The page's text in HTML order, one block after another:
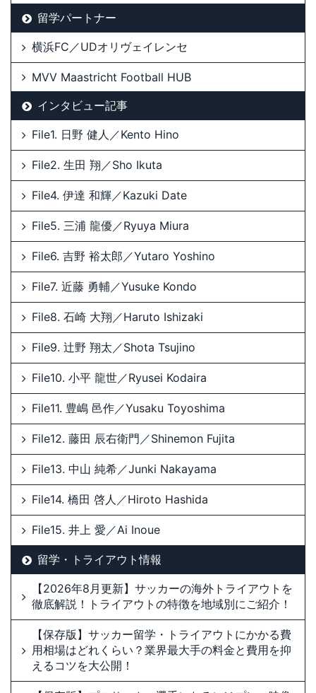
留学パートナー
横浜FC／UDオリヴェイレンセ
MVV Maastricht Football HUB
インタビュー記事
File1. 日野 健人／Kento Hino
File2. 生田 翔／Sho Ikuta
File4. 伊達 和輝／Kazuki Date
File5. 三浦 龍優／Ryuya Miura
File6. 吉野 裕太郎／Yutaro Yoshino
File7. 近藤 勇輔／Yusuke Kondo
File8. 石崎 大翔／Haruto Ishizaki
File9. 辻野 翔太／Shota Tsujino
File10. 小平 龍世／Ryusei Kodaira
File11. 豊嶋 邑作／Yusaku Toyoshima
File12. 藤田 辰右衛門／Shinemon Fujita
File13. 中山 純希／Junki Nakayama
File14. 橋田 啓人／Hiroto Hashida
File15. 井上 愛／Ai Inoue
留学・トライアウト情報
【2026年8月更新】サッカーの海外トライアウトを
徹底解説！トライアウトの特徴を地域別にご紹介！
【保存版】サッカー留学・トライアウトにかかる費
用相場はどれくらい？業界最大手の料金と費用を抑
えるコツを大公開！